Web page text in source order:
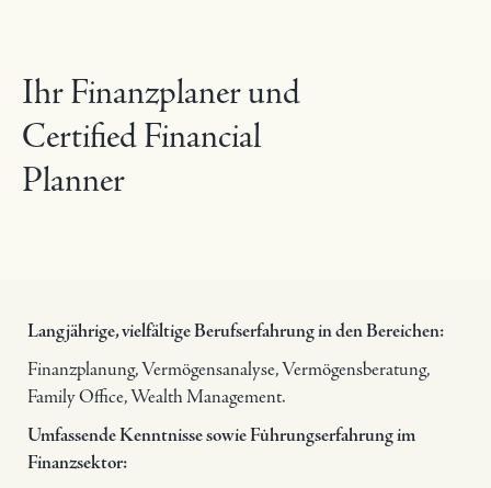
Ihr Finanzplaner und
Certified Financial
Planner
Interesse. Es gibt bei uns
keinen Produktverkauf, auf
Wunsch selbstverständlich
Langjährige, vielfältige Berufserfahrung in den Bereichen:
Finanzplanung, Vermögensanalyse, Vermögensberatung,
Family Office, Wealth Management.
Umfassende Kenntnisse sowie Führungserfahrung im
Finanzsektor: